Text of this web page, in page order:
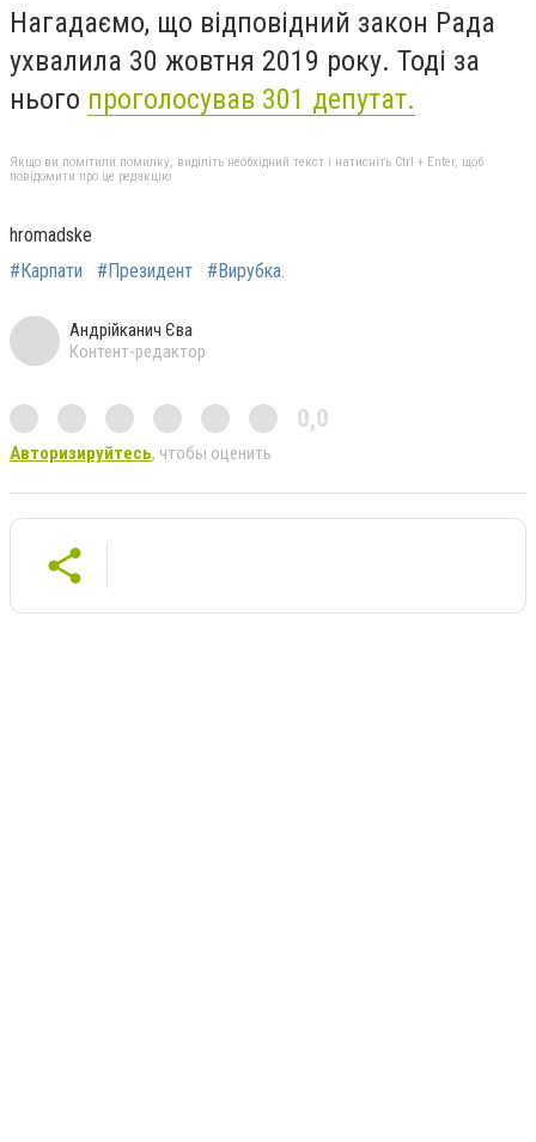
Нагадаємо, що відповідний закон Рада
ухвалила 30 жовтня 2019 року. Тоді за
нього проголосував 301 депутат.
Якщо ви помітили помилку, виділіть необхідний текст і натисніть Ctrl + Enter, щоб
повідомити про це редакцію
hromadske
#Карпати
#Президент #Вирубка.
Андрійканич Єва
Контент-редактор
0,0
Авторизируйтесь, чтобы оценить